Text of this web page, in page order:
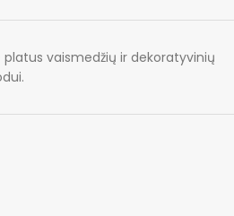
vaismedžių ir dekoratyvinių